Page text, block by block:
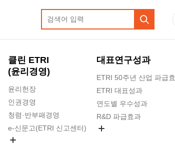
클린 ETRI
(윤리경영)
윤리헌장
인권경영
청렴·반부패경영
e-신문고(ETRI 신고센터)
대표연구성과
ETRI 50주년 산업 파급
ETRI 대표성과
연도별 우수성과
R&D 파급효과